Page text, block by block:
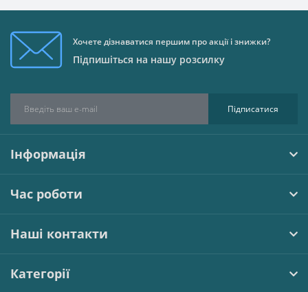
Хочете дізнаватися першим про акції і знижки?
Підпишіться на нашу розсилку
Підписатися
Інформація
Час роботи
Наші контакти
Категорії